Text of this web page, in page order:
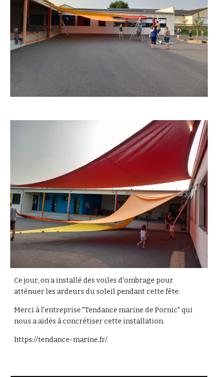
Ce jour, on a installé des voiles d'ombrage pour
atténuer les ardeurs du soleil pendant cette fête.
Merci à l'entreprise "Tendance marine de Pornic" qui
nous a aidés à concrétiser cette installation.
https://tendance-marine.fr/